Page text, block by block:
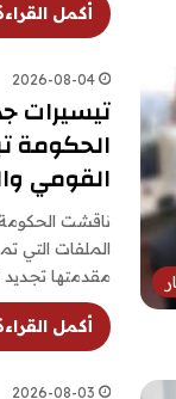
أكمل
2026-08-04
تيسيرات
الحكومة
القومي
ناقشت
الملفات التي
مقدمتها تجديد
أكمل
2026-08-03